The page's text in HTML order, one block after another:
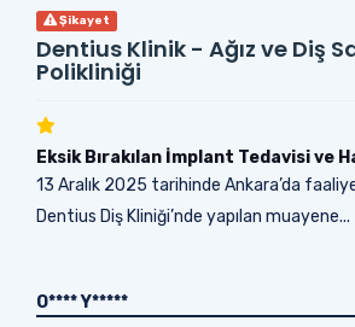
Şikayet
Dentius Klinik - Ağız ve Diş
Polikliniği
Eksik Bırakılan İmplant Tedavisi ve
13 Aralık 2025 tarihinde Ankara’da
Dentius Diş Kliniği’nde yapılan muayene...
O**** Y*****